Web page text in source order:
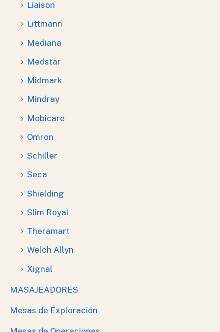
Liaison
Littmann
Mediana
Medstar
Midmark
Mindray
Mobicare
Omron
Schiller
Seca
Shielding
Slim Royal
Theramart
Welch Allyn
Xignal
MASAJEADORES
Mesas de Exploración